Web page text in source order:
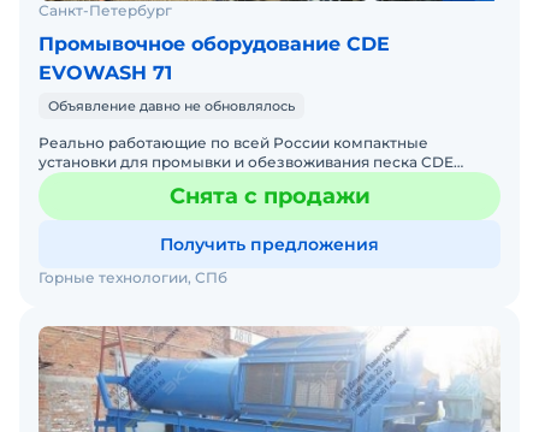
Санкт-Петербург
Промывочное оборудование CDE
EVOWASH 71
Объявление давно не обновлялось
Реально работающие по всей России компактные
установки для промывки и обезвоживания песка CDE
EvoWash™ 71 предоставляет непревзойденный контроль
качества разде
Снята с продажи
Получить предложения
Горные технологии, СПб